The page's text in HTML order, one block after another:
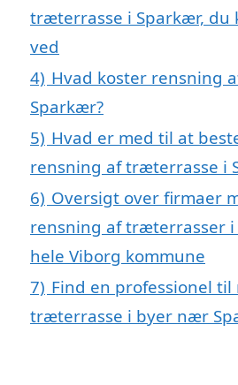
træterrasse i Sparkær, du
ved
4) Hvad koster rensning
Sparkær?
5) Hvad er med til at
rensning af træterrasse i
6) Oversigt over firmaer
rensning af træterrasser
hele Viborg kommune
7) Find en professionel
træterrasse i byer nær